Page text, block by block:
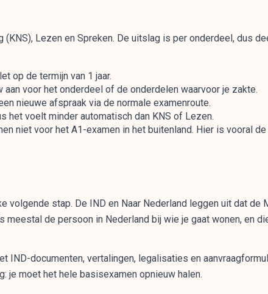
Lezen en Spreken. De uitslag is per onderdeel, dus
op de termijn van 1 jaar.
voor het onderdeel of de onderdelen waarvoor je zakte.
nieuwe afspraak via de normale examenroute.
het voelt minder automatisch dan KNS of Lezen.
niet voor het A1-examen in het buitenland. Hier is vooral
stap. De IND en Naar Nederland leggen uit dat de
meestal de persoon in Nederland bij wie je gaat wonen, en
documenten, vertalingen, legalisaties en
je moet het hele basisexamen opnieuw halen.